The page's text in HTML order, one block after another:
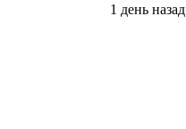
1 день назад